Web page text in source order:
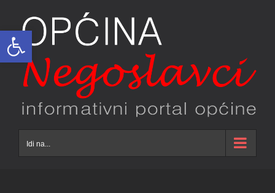
Open toolbar
content
Idi na...